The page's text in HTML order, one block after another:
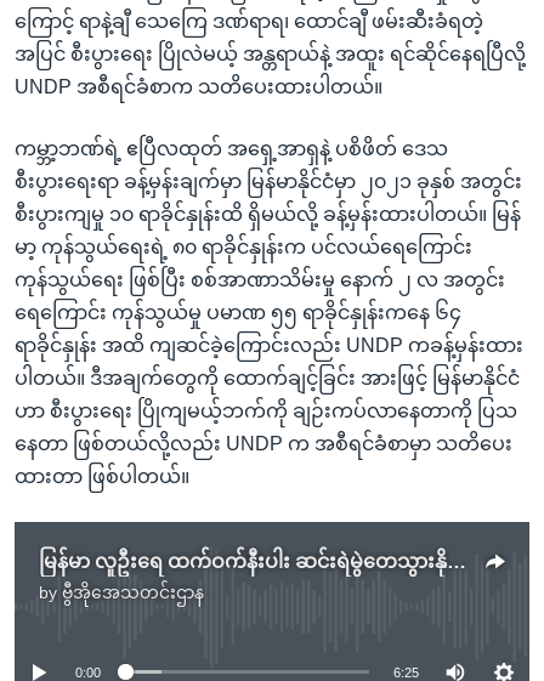
ကြောင့် ရာနဲ့ချီ သေကြေ ဒဏ်ရာရ၊ ထောင်ချီ ဖမ်းဆီးခံရတဲ့
အပြင် စီးပွားရေး ပြိုလဲမယ့် အန္တရာယ်နဲ့ အထူး ရင်ဆိုင်နေရပြီလို့
UNDP အစီရင်ခံစာက သတိပေးထားပါတယ်။
ကမ္ဘာ့ဘဏ်ရဲ့ ဧပြီလထုတ် အရှေ့အာရှနဲ့ ပစိဖိတ် ဒေသ
စီးပွားရေးရာ ခန့်မှန်းချက်မှာ မြန်မာနိုင်ငံမှာ ၂၀၂၁ ခုနှစ် အတွင်း
စီးပွားကျမှု ၁၀ ရာခိုင်နှုန်းထိ ရှိမယ်လို့ ခန့်မှန်းထားပါတယ်။ မြန်
မာ့ ကုန်သွယ်ရေးရဲ့ ၈၀ ရာခိုင်နှုန်းက ပင်လယ်ရေကြောင်း
ကုန်သွယ်ရေး ဖြစ်ပြီး စစ်အာဏာသိမ်းမှု နောက် ၂ လ အတွင်း
ရေကြောင်း ကုန်သွယ်မှု ပမာဏ ၅၅ ရာခိုင်နှုန်းကနေ ၆၄
ရာခိုင်နှုန်း အထိ ကျဆင်ခဲ့ကြောင်းလည်း UNDP ကခန့်မှန်းထား
ပါတယ်။ ဒီအချက်တွေကို ထောက်ချင့်ခြင်း အားဖြင့် မြန်မာနိုင်ငံ
ဟာ စီးပွားရေး ပြိုကျမယ့်ဘက်ကို ချဉ်းကပ်လာနေတာကို ပြသ
နေတာ ဖြစ်တယ်လို့လည်း UNDP က အစီရင်ခံစာမှာ သတိပေး
ထားတာ ဖြစ်ပါတယ်။
မြန်မာ လူဦးရေ ထက်ဝက်နီးပါး ဆင်းရဲမွဲတေသွားနိုင်ကြောင်း ကုလသမဂ္ဂ သတိပေး
by ဗွီအိုအေသတင်းဌာန
No media source currently available
0:00 6:25